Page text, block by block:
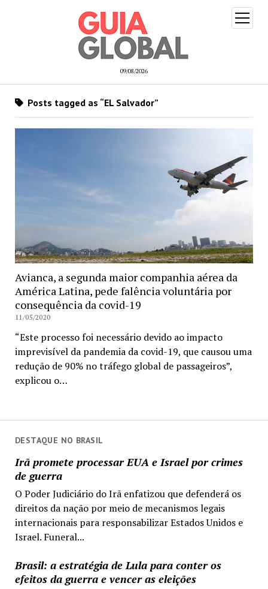
09/08/2026
open
menu
DESTAQUE NO BRASIL
Irã promete processar EUA e Israel por crimes
de guerra
O Poder Judiciário do Irã enfatizou que defenderá os
direitos da nação por meio de mecanismos legais
internacionais para responsabilizar Estados Unidos e
Israel. Funeral...
Brasil: a estratégia de Lula para conter os
efeitos da guerra e vencer as eleições
Posts tagged as “EL Salvador”
Avianca, a segunda maior companhia aérea da
América Latina, pede falência voluntária por
consequência da covid-19
11/05/2020
“Este processo foi necessário devido ao impacto
imprevisível da pandemia da covid-19, que causou uma
redução de 90% no tráfego global de passageiros”,
explicou o…